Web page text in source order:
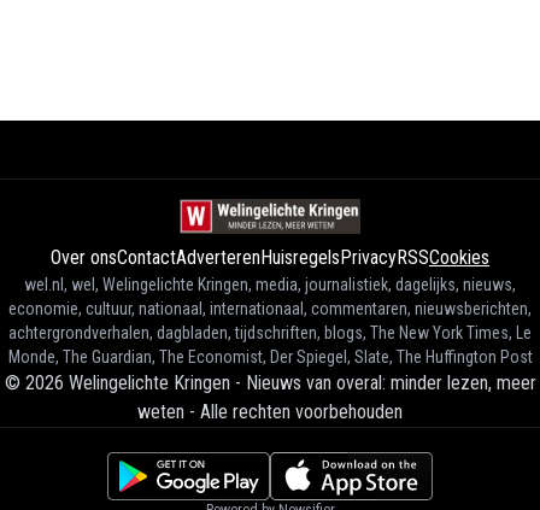
Over onsContactAdverterenHuisregelsPrivacyRSSCookies
wel.nl, wel, Welingelichte Kringen, media, journalistiek, dagelijks, nieuws,
economie, cultuur, nationaal, internationaal, commentaren, nieuwsberichten,
achtergrondverhalen, dagbladen, tijdschriften, blogs, The New York Times, Le
Monde, The Guardian, The Economist, Der Spiegel, Slate, The Huffington Post
© 2026 Welingelichte Kringen - Nieuws van overal: minder lezen, meer
weten - Alle rechten voorbehouden